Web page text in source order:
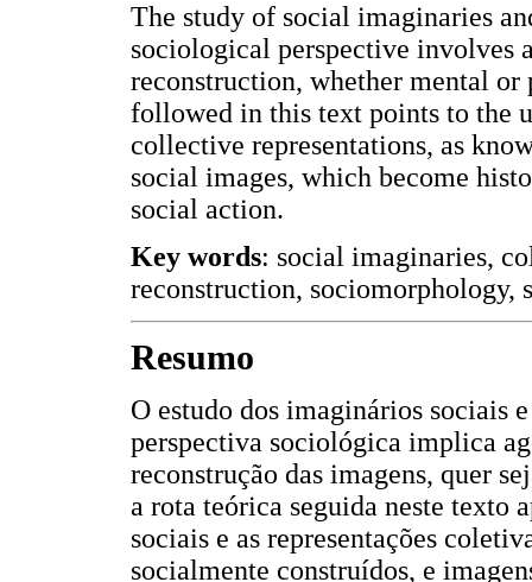
The study of social imaginaries
sociological perspective involves
reconstruction, whether mental
followed in this text points to the
collective representations, as
social images, which become
social action.
Key words: social imaginaries,
reconstruction, sociomorphology,
Resumo
O estudo dos imaginários sociais
perspectiva sociológica implica
reconstrução das imagens, quer
a rota teórica seguida neste texto
sociais e as representações
socialmente construídos, e